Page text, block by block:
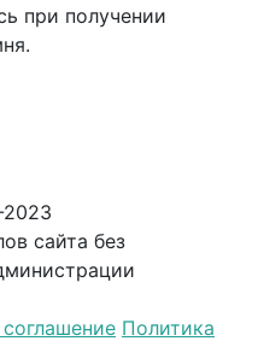
при получении
сайта без
Политика